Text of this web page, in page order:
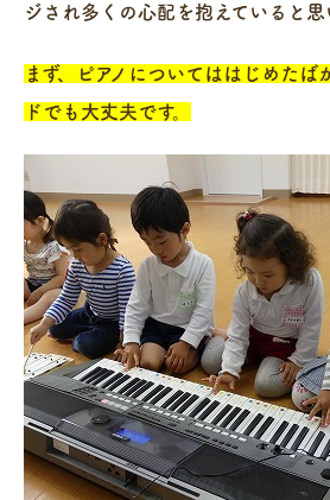
ジされ多くの心配を抱えていると思
まず、ピアノについてははじめたば
ドでも大丈夫です。